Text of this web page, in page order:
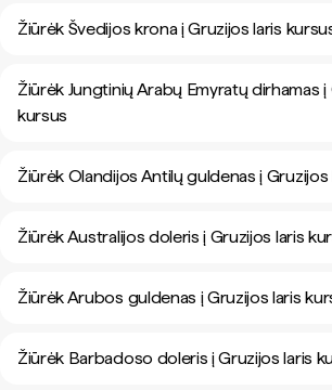
Žiūrėk Švedijos krona į Gruzijos laris
Žiūrėk Jungtinių Arabų Emyratų dirhamas į
kursus
Žiūrėk Olandijos Antilų guldenas į Gruzijos
Žiūrėk Australijos doleris į Gruzijos laris
Žiūrėk Arubos guldenas į Gruzijos laris
Žiūrėk Barbadoso doleris į Gruzijos laris